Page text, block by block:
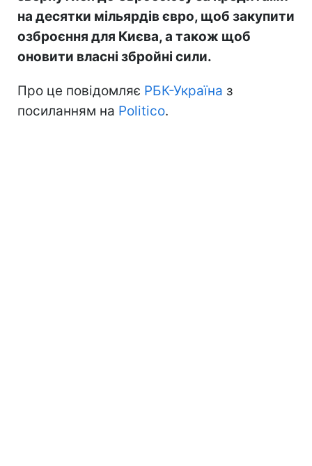
на десятки мільярдів євро, щоб закупити
озброєння для Києва, а також щоб
оновити власні збройні сили.
Про це повідомляє РБК-Україна з
посиланням на Politico.